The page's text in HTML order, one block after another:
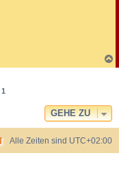
a
1
GEHE ZU
Alle Zeiten sind UTC+02:00